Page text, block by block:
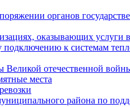
органов
оказывающих
к системам
отечественной
места
района по